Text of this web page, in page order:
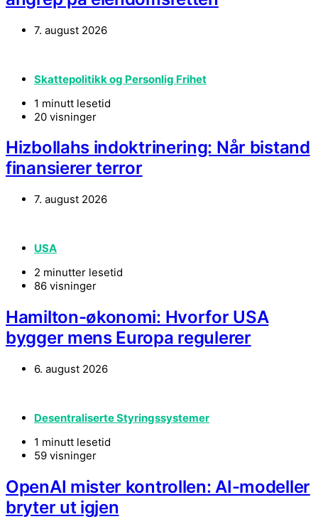
7. august 2026
Skattepolitikk og Personlig Frihet
1 minutt lesetid
20 visninger
Hizbollahs indoktrinering: Når bistand
finansierer terror
7. august 2026
USA
2 minutter lesetid
86 visninger
Hamilton-økonomi: Hvorfor USA
bygger mens Europa regulerer
6. august 2026
Desentraliserte Styringssystemer
1 minutt lesetid
59 visninger
OpenAI mister kontrollen: AI-modeller
bryter ut igjen